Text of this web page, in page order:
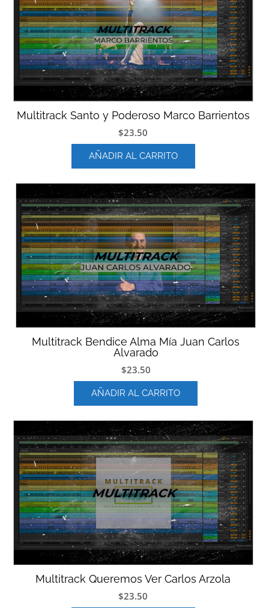
Multitrack Santo y Poderoso Marco Barrientos
$23.50
AÑADIR AL CARRITO
Multitrack Bendice Alma Mía Juan Carlos
Alvarado
$23.50
AÑADIR AL CARRITO
Multitrack Queremos Ver Carlos Arzola
$23.50